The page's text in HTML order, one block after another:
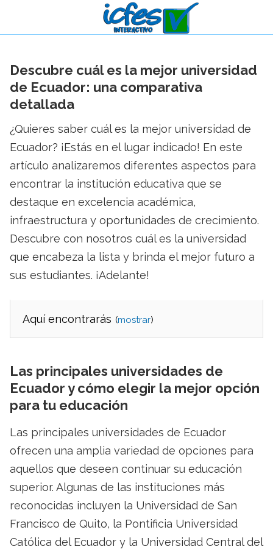
Descubre cuál es la mejor universidad
de Ecuador: una comparativa
detallada
¿Quieres saber cuál es la mejor universidad de
Ecuador? ¡Estás en el lugar indicado! En este
artículo analizaremos diferentes aspectos para
encontrar la institución educativa que se
destaque en excelencia académica,
infraestructura y oportunidades de crecimiento.
Descubre con nosotros cuál es la universidad
que encabeza la lista y brinda el mejor futuro a
sus estudiantes. ¡Adelante!
Aquí encontrarás ( )
Las principales universidades de
Ecuador y cómo elegir la mejor opción
para tu educación
Las principales universidades de Ecuador
ofrecen una amplia variedad de opciones para
aquellos que deseen continuar su educación
superior. Algunas de las instituciones más
reconocidas incluyen la Universidad de San
Francisco de Quito, la Pontificia Universidad
Católica del Ecuador y la Universidad Central del